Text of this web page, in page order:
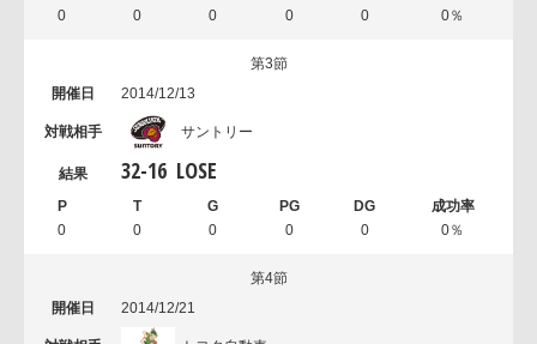
0 0 0 0 0 0％
第3節
2014/12/13
サントリー
32-16 LOSE
0 0 0 0 0 0％
第4節
2014/12/21